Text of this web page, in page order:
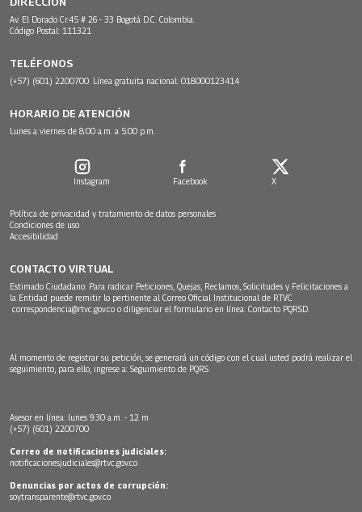
Av. El Dorado Cr.45 # 26 - 33 Bogotá D.C. Colombia.
Código Postal: 111321
TELÉFONOS
(+57) (601) 2200700. Línea gratuita nacional: 018000123414
HORARIO DE ATENCIÓN
Lunes a viernes de 8:00 a.m. a 5:00 p.m.
Instagram Facebook X
Política de privacidad y tratamiento de datos personales
Condiciones de uso
Accesibilidad
CONTACTO VIRTUAL
Estimado Ciudadano: Para radicar Peticiones, Quejas, Reclamos, Solicitudes y Felicitaciones a
la Entidad puede remitir lo pertinente al Correo Oficial Institucional de RTVC
correspondencia@rtvc.gov.co o diligenciar el formulario en línea: Contacto PQRSD.
Al momento de registrar su petición, se generará un código con el cual usted podrá realizar el
seguimiento, para ello, ingrese a: Seguimiento de PQRS
Asesor en línea: lunes 9:30 a.m. - 12 m
(+57) (601) 2200700
Correo de notificaciones judiciales:
notificacionesjudiciales@rtvc.gov.co
Denuncias por actos de corrupción:
soytransparente@rtvc.gov.co